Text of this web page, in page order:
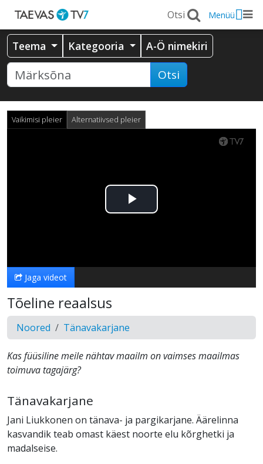
Menüü
Teema Kategooria A-Ö nimekiri
Otsi
Vaikimisi pleier Alternatiivsed pleier
Esita
Jaga videot
Tõeline reaalsus
Noored Tänavakarjane
Kas füüsiline meile nähtav maailm on vaimses maailmas
toimuva tagajärg?
Tänavakarjane
Jani Liukkonen on tänava- ja pargikarjane. Äärelinna
kasvandik teab omast käest noorte elu kõrghetki ja
madalseise.